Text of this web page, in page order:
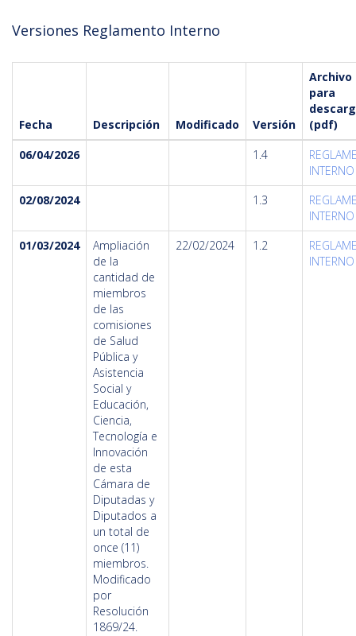
Versiones Reglamento Interno
Fecha Descripción Modificado Versión
Archivo
para
(pdf)
06/04/2026
1.4
02/08/2024
1.3
01/03/2024
Ampliación
de la
cantidad de
miembros
de las
comisiones
de Salud
Pública y
Asistencia
Social y
Educación,
Ciencia,
Tecnología e
Innovación
de esta
Cámara de
Diputadas y
Diputados a
un total de
once (11)
miembros.
Modificado
por
Resolución
1869/24.
22/02/2024 1.2